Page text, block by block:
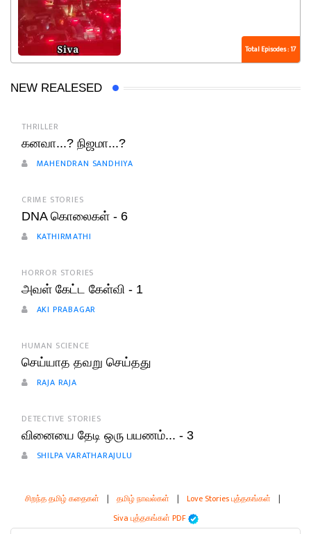
Total Episodes : 17
NEW REALESED
THRILLER
கனவா...? நிஜமா...?
MAHENDRAN SANDHIYA
CRIME STORIES
DNA கொலைகள் - 6
KATHIRMATHI
HORROR STORIES
அவள் கேட்ட கேள்வி - 1
AKI PRABAGAR
HUMAN SCIENCE
செய்யாத தவறு செய்தது
RAJA RAJA
DETECTIVE STORIES
வினையை தேடி ஒரு பயணம்... - 3
SHILPA VARATHARAJULU
சிறந்த தமிழ் கதைகள் | தமிழ் நாவல்கள் | Love Stories புத்தகங்கள் |
Siva புத்தகங்கள் PDF